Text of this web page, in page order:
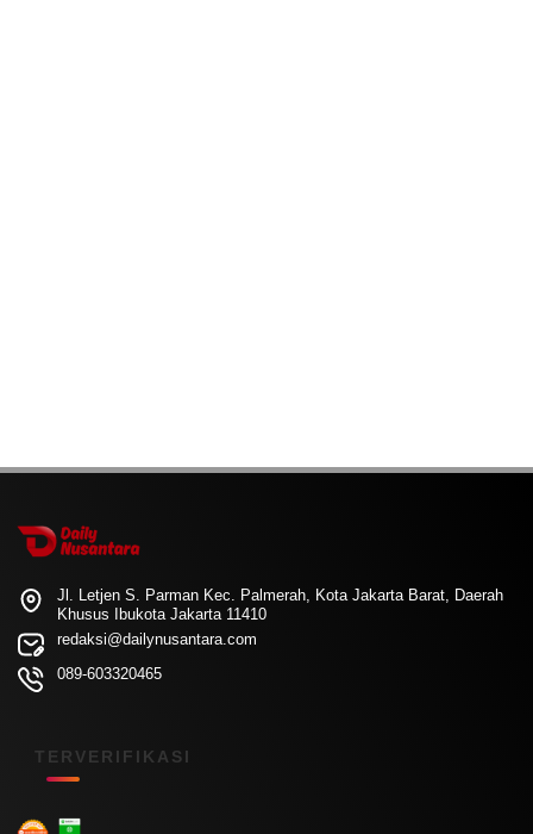
Jl. Letjen S. Parman Kec. Palmerah, Kota Jakarta Barat, Daerah
Khusus Ibukota Jakarta 11410
redaksi@dailynusantara.com
089-603320465
TERVERIFIKASI